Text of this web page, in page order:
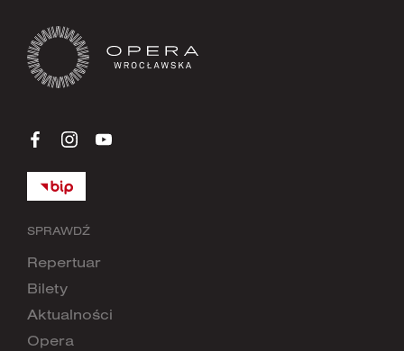
SPRAWDŹ
Repertuar
Bilety
Aktualności
Opera